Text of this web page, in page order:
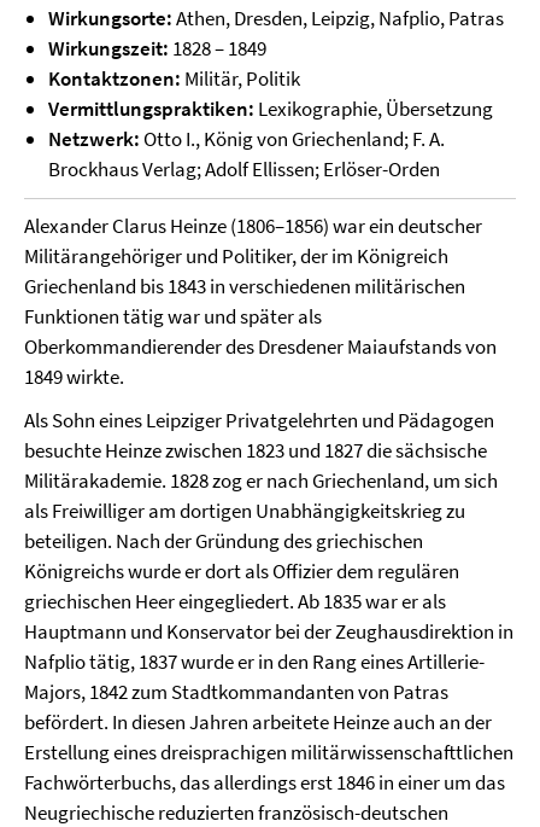
Wirkungsorte:Athen, Dresden, Leipzig, Nafplio, Patras
Wirkungszeit: 1828 – 1849
Kontaktzonen: Militär, Politik
Vermittlungspraktiken: Lexikographie, Übersetzung
Netzwerk: Otto I., König von Griechenland; F. A.
Brockhaus Verlag; Adolf Ellissen; Erlöser-Orden
Alexander Clarus Heinze (1806–1856) war ein deutscher
Militärangehöriger und Politiker, der im Königreich
Griechenland bis 1843 in verschiedenen militärischen
Funktionen tätig war und später als
Oberkommandierender des Dresdener Maiaufstands von
1849 wirkte.
Als Sohn eines Leipziger Privatgelehrten und Pädagogen
besuchte Heinze zwischen 1823 und 1827 die sächsische
Militärakademie. 1828 zog er nach Griechenland, um sich
als Freiwilliger am dortigen Unabhängigkeitskrieg zu
beteiligen. Nach der Gründung des griechischen
Königreichs wurde er dort als Offizier dem regulären
griechischen Heer eingegliedert. Ab 1835 war er als
Hauptmann und Konservator bei der Zeughausdirektion in
Nafplio tätig, 1837 wurde er in den Rang eines Artillerie-
Majors, 1842 zum Stadtkommandanten von Patras
befördert. In diesen Jahren arbeitete Heinze auch an der
Erstellung eines dreisprachigen militärwissenschafttlichen
Fachwörterbuchs, das allerdings erst 1846 in einer um das
Neugriechische reduzierten französisch-deutschen